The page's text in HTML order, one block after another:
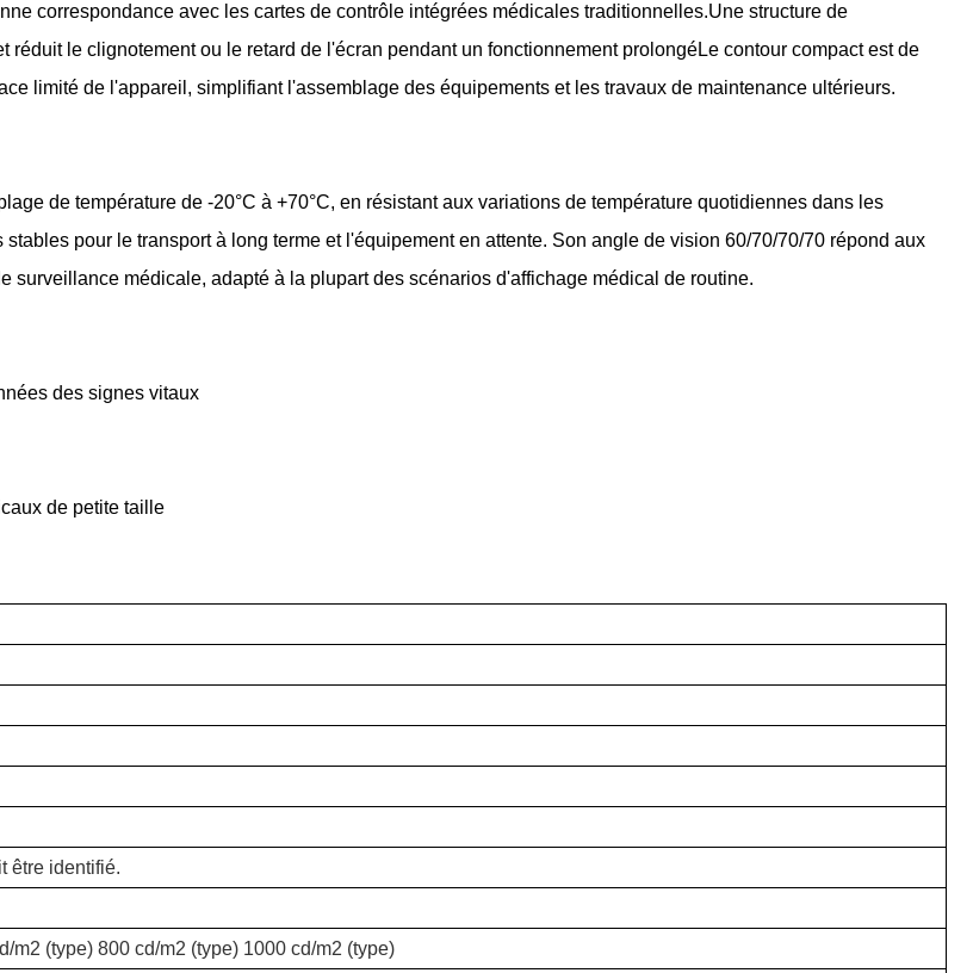
correspondance avec les cartes de contrôle intégrées médicales traditionnelles.Une structure de
le clignotement ou le retard de l'écran pendant un fonctionnement prolongéLe contour compact est de
limité de l'appareil, simplifiant l'assemblage des équipements et les travaux de maintenance ultérieurs.
de température de -20°C à +70°C, en résistant aux variations de température quotidiennes dans les
pour le transport à long terme et l'équipement en attente. Son angle de vision 60/70/70/70 répond aux
médicale, adapté à la plupart des scénarios d'affichage médical de routine.
des signes vitaux
de petite taille
être identifié.
m2 (type) 800 cd/m2 (type) 1000 cd/m2 (type)